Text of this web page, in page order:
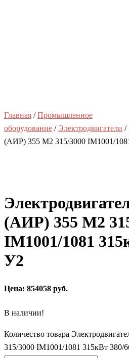
Главная /Промышленное
оборудование / Электродвигатели /
(АИР) 355 М2 315/3000 IM1001/
(АИР) 355 М2
IM1001/1081
У2
Цена: 854058 руб.
В наличии!
Количество товара
315/3000 IM1001/1081 315кВт 380/